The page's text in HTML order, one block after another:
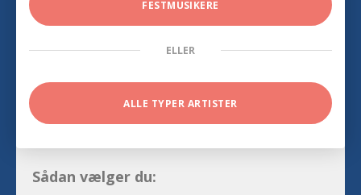
FESTMUSIKERE
ELLER
ALLE TYPER ARTISTER
Sådan vælger du: